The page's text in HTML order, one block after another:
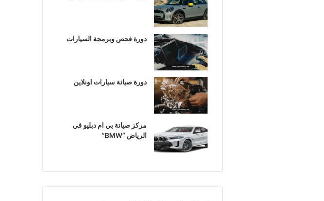
دورة فحص وبرمجة السيارات
دورة صيانة سيارات اونلاين
مركز صيانة بي ام دبليو في
الرياض “BMW”